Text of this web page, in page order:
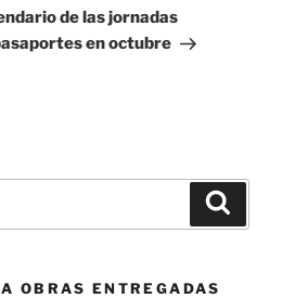
de las jornadas
en octubre
OBRAS ENTREGADAS